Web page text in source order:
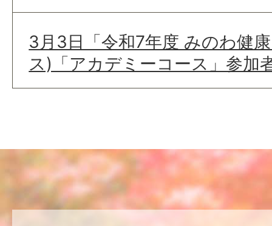
3月3日「令和7年度 みのわ健
ス)「アカデミーコース」参加